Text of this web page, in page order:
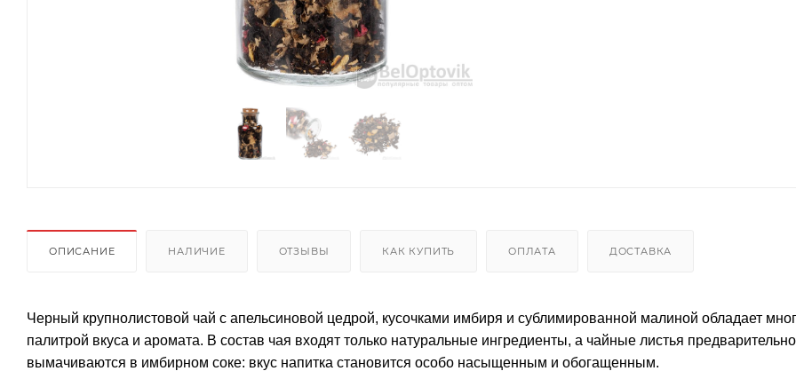
ОПИСАНИЕ НАЛИЧИЕ ОТЗЫВЫ КАК КУПИТЬ ОПЛАТА ДОСТАВКА
Черный крупнолистовой чай с апельсиновой цедрой, кусочками имбиря и сублимированной малиной обладает
палитрой вкуса и аромата. В состав чая входят только натуральные ингредиенты, а чайные листья предварительно
вымачиваются в имбирном соке: вкус напитка становится особо насыщенным и обогащенным.